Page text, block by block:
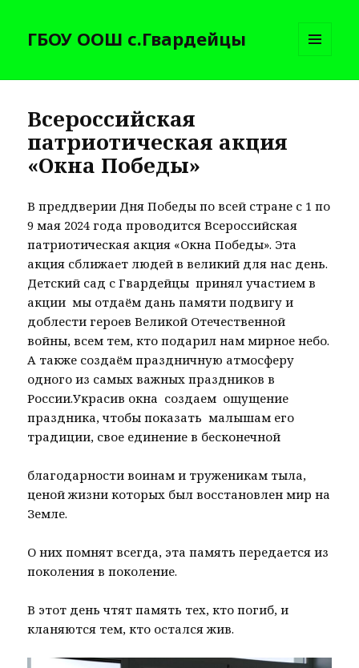
ГБОУ ООШ с.Гвардейцы
И
Всероссийская
патриотическая акция
«Окна Победы»
В преддверии Дня Победы по всей стране с 1 по
9 мая 2024 года проводится Всероссийская
патриотическая акция «Окна Победы». Эта
акция сближает людей в великий для нас день.
Детский сад с Гвардейцы принял участием в
акции мы отдаём дань памяти подвигу и
доблести героев Великой Отечественной
войны, всем тем, кто подарил нам мирное небо.
А также создаём праздничную атмосферу
одного из самых важных праздников в
России.Украсив окна создаем ощущение
праздника, чтобы показать малышам его
традиции, свое единение в бесконечной
благодарности воинам и труженикам тыла,
ценой жизни которых был восстановлен мир на
Земле.
О них помнят всегда, эта память передается из
поколения в поколение.
В этот день чтят память тех, кто погиб, и
кланяются тем, кто остался жив.